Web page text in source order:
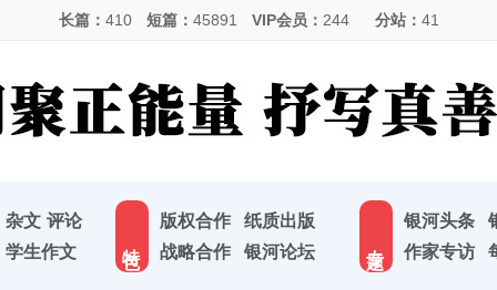
长篇： 410 短篇： 45891 VIP会员： 244 分站： 41
杂文 评论
学生作文
版权合作
纸质出版
战略合作
银河论坛
银河头条
作家专访